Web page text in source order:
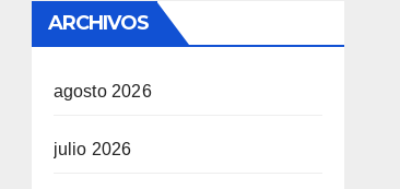
ARCHIVOS
agosto 2026
julio 2026